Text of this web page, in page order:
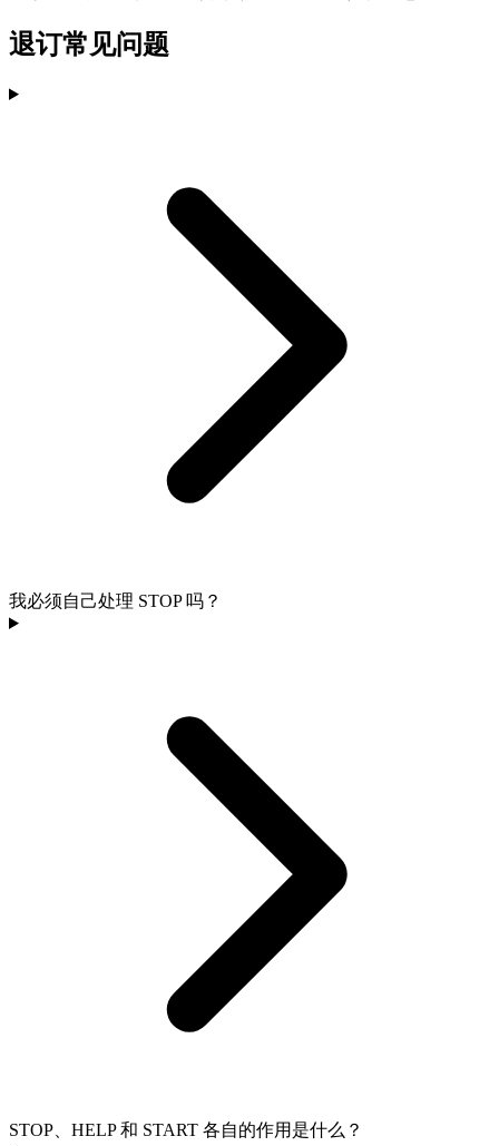
退订常见问题
我必须自己处理 STOP 吗？
STOP、HELP 和 START 各自的作用是什么？